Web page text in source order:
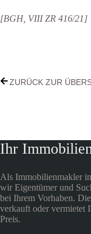
[BGH, VIII ZR 416/21]
ZURÜCK ZUR
Ihr
Als Immobilienmakler
wir Eigentümer und
bei Ihrem Vorhaben.
verkauft oder vermietet
Preis.